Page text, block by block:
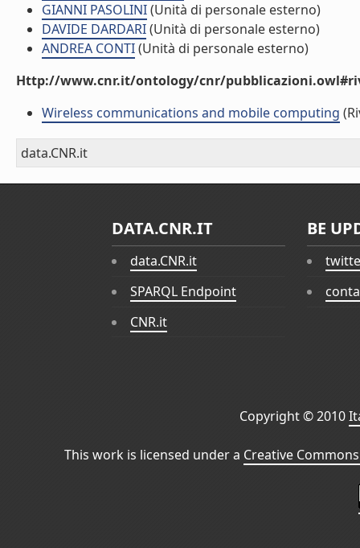
GIANNI PASOLINI(Unità di personale esterno)
DAVIDE DARDARI(Unità di personale esterno)
ANDREA CONTI(Unità di personale esterno)
Http://www.cnr.it/ontology/cnr/
Wireless communications and mobile computing
data.CNR.it
DATA.CNR.IT
data.CNR.it
SPARQL Endpoint
CNR.it
BE
Copyright © 2010
This work is licensed under a Creative